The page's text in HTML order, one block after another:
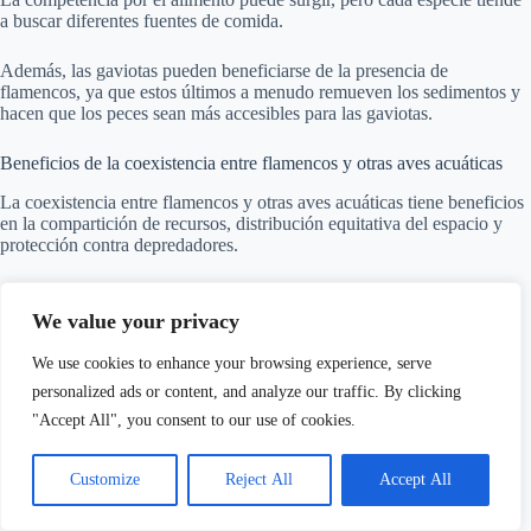
We value your privacy
We use cookies to enhance your browsing experience, serve
personalized ads or content, and analyze our traffic. By clicking
"Accept All", you consent to our use of cookies.
Customize Reject All Accept All
a buscar diferentes fuentes de comida.
Además, las gaviotas pueden beneficiarse de la presencia de
flamencos, ya que estos últimos a menudo remueven los sedimentos y
hacen que los peces sean más accesibles para las gaviotas.
Beneficios de la coexistencia entre flamencos y otras aves acuáticas
La coexistencia entre flamencos y otras aves acuáticas tiene beneficios
en la compartición de recursos, distribución equitativa del espacio y
protección contra depredadores.